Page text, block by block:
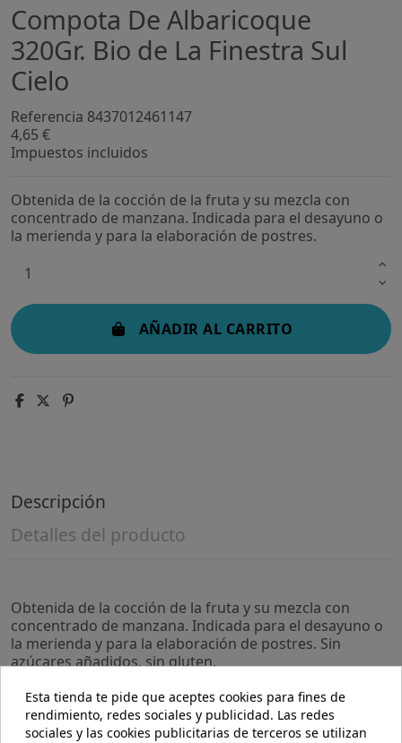
Compota De Albaricoque
320Gr. Bio de La Finestra Sul
Cielo
Referencia 8437012461147
4,65 €
Impuestos incluidos
Obtenida de la cocción de la fruta y su mezcla con
concentrado de manzana. Indicada para el desayuno o
la merienda y para la elaboración de postres.
AÑADIR AL CARRITO
Descripción
Detalles del producto
Obtenida de la cocción de la fruta y su mezcla con
concentrado de manzana. Indicada para el desayuno o
la merienda y para la elaboración de postres. Sin
azúcares añadidos, sin gluten.
Precauciones:
No se han descrito.
Esta tienda te pide que aceptes cookies para fines de
rendimiento, redes sociales y publicidad. Las redes
sociales y las cookies publicitarias de terceros se utilizan